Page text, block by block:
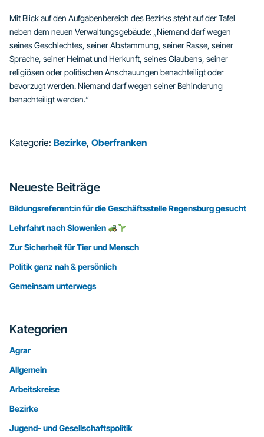
Mit Blick auf den Aufgabenbereich des Bezirks steht auf der Tafel
neben dem neuen Verwaltungsgebäude: „Niemand darf wegen
seines Geschlechtes, seiner Abstammung, seiner Rasse, seiner
Sprache, seiner Heimat und Herkunft, seines Glaubens, seiner
religiösen oder politischen Anschauungen benachteiligt oder
bevorzugt werden. Niemand darf wegen seiner Behinderung
benachteiligt werden.“
Kategorie: Bezirke, Oberfranken
Seitenspalte
Neueste Beiträge
Bildungsreferent:in für die Geschäftsstelle Regensburg gesucht
Lehrfahrt nach Slowenien
Zur Sicherheit für Tier und Mensch
Politik ganz nah & persönlich
Gemeinsam unterwegs
Kategorien
Agrar
Allgemein
Arbeitskreise
Bezirke
Jugend- und Gesellschaftspolitik